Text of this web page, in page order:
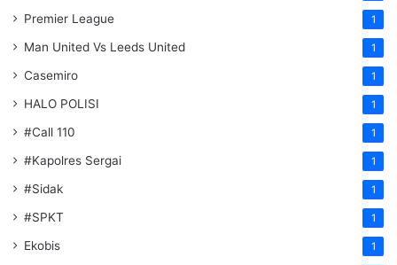
Premier League 1
Man United Vs Leeds United 1
Casemiro 1
HALO POLISI 1
#Call 110 1
#Kapolres Sergai 1
#Sidak 1
#SPKT 1
Ekobis 1